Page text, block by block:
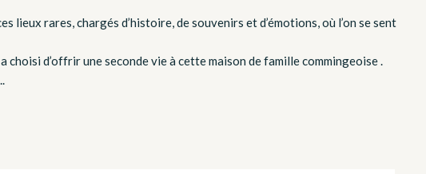
lieux rares, chargés d’histoire, de souvenirs et d’émotions, où l’on se sent
choisi d’offrir une seconde vie à cette maison de famille commingeoise .